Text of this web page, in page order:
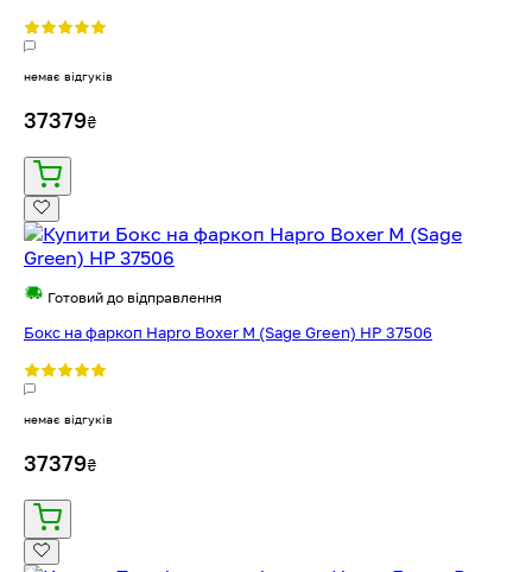
немає відгуків
37379₴
Готовий до відправлення
Бокс на фаркоп Hapro Boxer M (Sage Green) HP 37506
немає відгуків
37379₴